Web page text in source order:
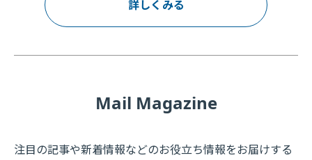
詳しくみる
Mail Magazine
注目の記事や新着情報などのお役立ち情報をお届けする